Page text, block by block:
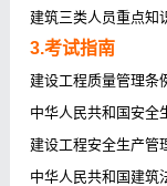
建筑三类人员重点知
3.考试指南
建设工程质量管理条
中华人民共和国安全
建设工程安全生产管
中华人民共和国建筑